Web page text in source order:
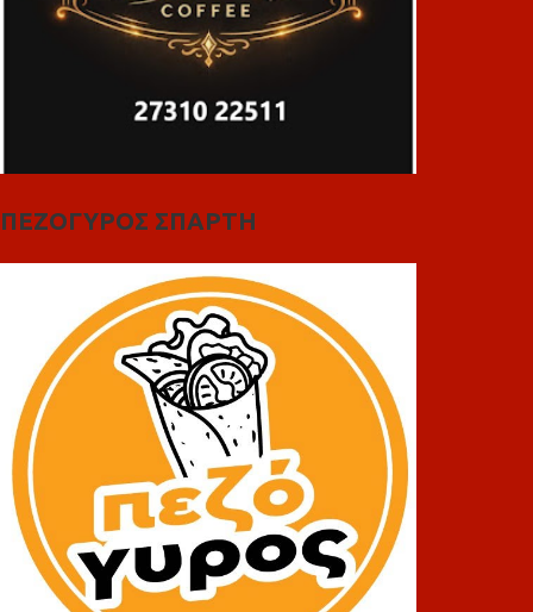
ΠΕΖΟΓΥΡΟΣ ΣΠΑΡΤΗ